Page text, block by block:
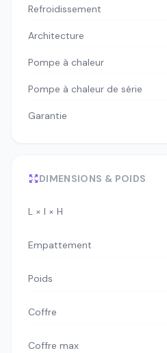
Refroidissement
Architecture
Pompe à chaleur
Pompe à chaleur de série
Garantie
DIMENSIONS & POIDS
L × l × H
Empattement
Poids
Coffre
Coffre max